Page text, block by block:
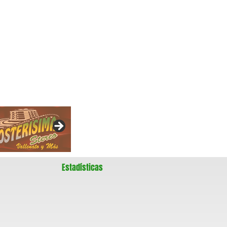
Estadísticas